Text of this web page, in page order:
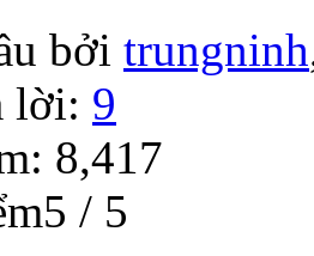
bởi trungninh
lời: 9
8,417
/ 5